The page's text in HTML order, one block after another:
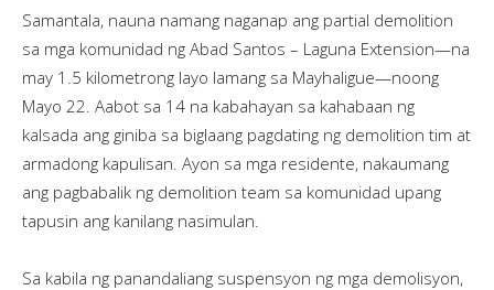
Samantala, nauna namang naganap ang partial demolition
sa mga komunidad ng Abad Santos – Laguna Extension—na
may 1.5 kilometrong layo lamang sa Mayhaligue—noong
Mayo 22. Aabot sa 14 na kabahayan sa kahabaan ng
kalsada ang giniba sa biglaang pagdating ng demolition tim at
armadong kapulisan. Ayon sa mga residente, nakaumang
ang pagbabalik ng demolition team sa komunidad upang
tapusin ang kanilang nasimulan.
Sa kabila ng panandaliang suspensyon ng mga demolisyon,